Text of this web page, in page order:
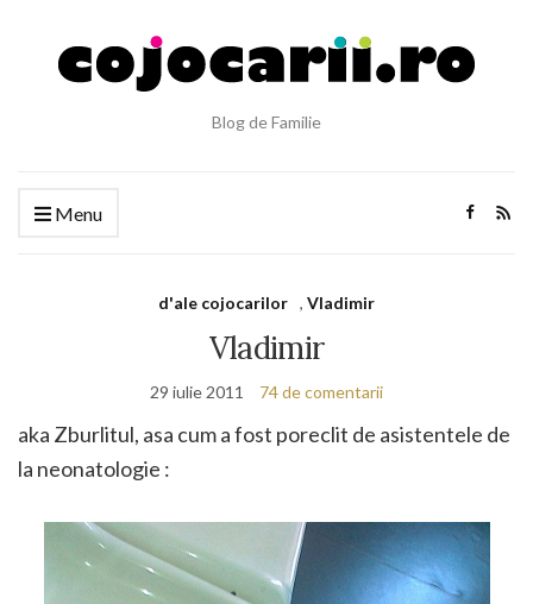
Blog de Familie
Menu
d'ale cojocarilor , Vladimir
Vladimir
29 iulie 2011 74 de comentarii
aka Zburlitul, asa cum a fost poreclit de asistentele de
la neonatologie :